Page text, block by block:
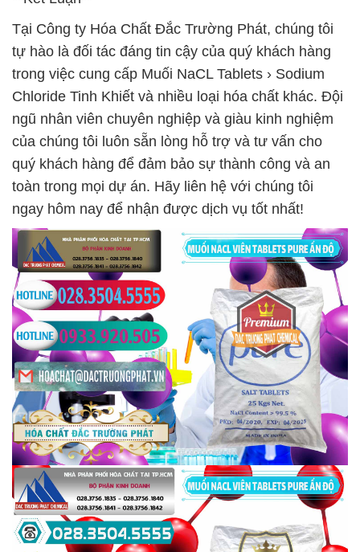
Tại Công ty Hóa Chất Đắc Trường Phát, chúng tôi
tự hào là đối tác đáng tin cậy của quý khách hàng
trong việc cung cấp Muối NaCL Tablets › Sodium
Chloride Tinh Khiết và nhiều loại hóa chất khác. Đội
ngũ nhân viên chuyên nghiệp và giàu kinh nghiệm
của chúng tôi luôn sẵn lòng hỗ trợ và tư vấn cho
quý khách hàng để đảm bảo sự thành công và an
toàn trong mọi dự án. Hãy liên hệ với chúng tôi
ngay hôm nay để nhận được dịch vụ tốt nhất!